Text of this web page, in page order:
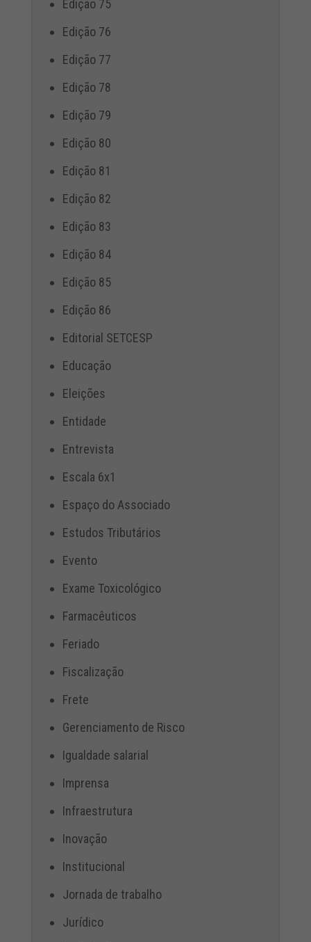
Edição 75
Edição 76
Edição 77
Edição 78
Edição 79
Edição 80
Edição 81
Edição 82
Edição 83
Edição 84
Edição 85
Edição 86
Editorial SETCESP
Educação
Eleições
Entidade
Entrevista
Escala 6x1
Espaço do Associado
Estudos Tributários
Evento
Exame Toxicológico
Farmacêuticos
Feriado
Fiscalização
Frete
Gerenciamento de Risco
Igualdade salarial
Imprensa
Infraestrutura
Inovação
Institucional
Jornada de trabalho
Jurídico